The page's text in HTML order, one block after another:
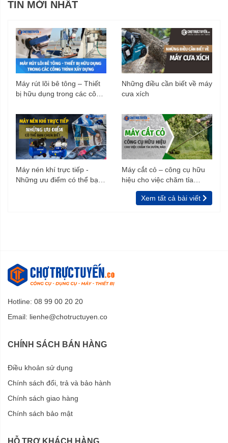
TIN MỚI NHẤT
Máy rút lõi bê tông – Thiết
bị hữu dụng trong các công
Những điều cần biết về máy
cưa xích
Máy nén khí trực tiếp -
Những ưu điểm có thể bạn
Máy cắt cỏ – công cụ hữu
hiệu cho việc chăm tỉa
vườn, rào
Xem tất cả bài viết
Hotline: 08 99 00 20 20
Email: lienhe@chotructuyen.co
CHÍNH SÁCH BÁN HÀNG
Điều khoản sử dụng
Chính sách đổi, trả và bảo hành
Chính sách giao hàng
Chính sách bảo mật
HỖ TRỢ KHÁCH HÀNG